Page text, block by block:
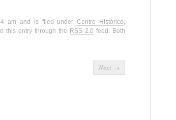
am and is filed underCentro Histórico
this entry through the RSS 2.0 feed. Both
Next →